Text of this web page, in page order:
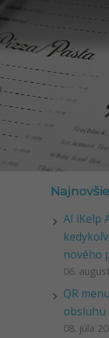
AI iKelp
nového
06.
QR
obsluhu
08. júla